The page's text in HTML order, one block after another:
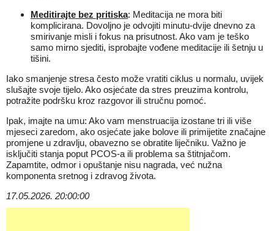
Meditirajte bez pritiska: Meditacija ne mora biti
komplicirana. Dovoljno je odvojiti minutu-dvije dnevno za
smirivanje misli i fokus na prisutnost. Ako vam je teško
samo mirno sjediti, isprobajte vođene meditacije ili šetnju u
tišini.
Iako smanjenje stresa često može vratiti ciklus u normalu, uvijek
slušajte svoje tijelo. Ako osjećate da stres preuzima kontrolu,
potražite podršku kroz razgovor ili stručnu pomoć.
Ipak, imajte na umu: Ako vam menstruacija izostane tri ili više
mjeseci zaredom, ako osjećate jake bolove ili primijetite značajne
promjene u zdravlju, obavezno se obratite liječniku. Važno je
isključiti stanja poput PCOS-a ili problema sa štitnjačom.
Zapamtite, odmor i opuštanje nisu nagrada, već nužna
komponenta sretnog i zdravog života.
17.05.2026. 20:00:00